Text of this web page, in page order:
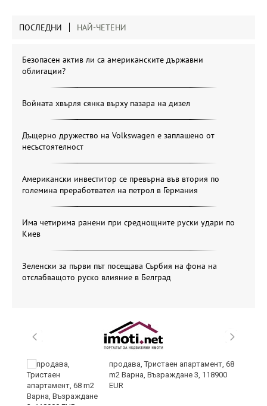
ПОСЛЕДНИ НАЙ-ЧЕТЕНИ
Безопасен актив ли са американските държавни
облигации?
Войната хвърля сянка върху пазара на дизел
Дъщерно дружество на Volkswagen е заплашено от
несъстоятелност
Американски инвеститор се превърна във втория по
големина преработвател на петрол в Германия
Има четирима ранени при среднощните руски удари по
Киев
Зеленски за първи път посещава Сърбия на фона на
отслабващото руско влияние в Белград
продава, Тристаен апартамент, 68
m2 Варна, Възраждане 3, 118900
EUR